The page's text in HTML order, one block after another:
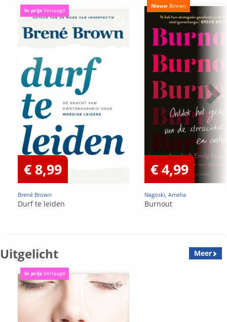
In prijs Verlaagd
€ 8,99
Brené Brown
Durf te leiden
Nieuw Binnen
€ 4,99
Nagoski, Amelia
Burnout
Uitgelicht Meer
In prijs Verlaagd